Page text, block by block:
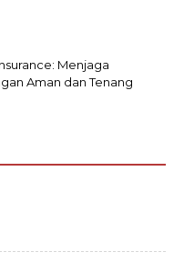
Menjaga
Aman dan Tenang